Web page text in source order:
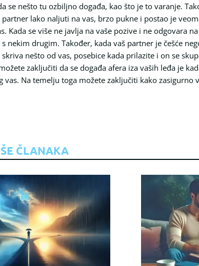
se nešto tu ozbiljno događa, kao što je to varanje.
lako naljuti na vas, brzo pukne i postao je
se više ne javlja na vaše pozive i ne odgovara
drugim. Također, kada vaš partner je češće
nešto od vas, posebice kada prilazite i on se
zaključiti da se događa afera iza vaših leđa je
Na temelju toga možete zaključiti kako zasigurno
ČLANAKA